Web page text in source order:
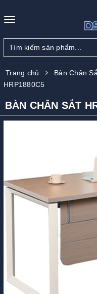
Toggle
Trang chủ Bàn Chân
HRP1880C5
BÀN CHÂN SẮT